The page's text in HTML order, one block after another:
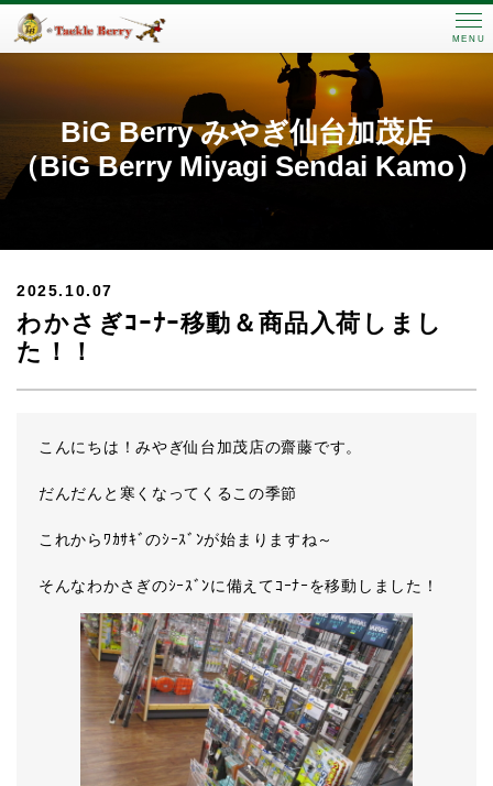
MENU
BiG Berry みやぎ仙台加茂店
（BiG Berry Miyagi Sendai Kamo）
2025.10.07
わかさぎｺｰﾅｰ移動＆商品入荷しまし
た！！
こんにちは！みやぎ仙台加茂店の齋藤です。
だんだんと寒くなってくるこの季節
これからﾜｶｻｷﾞのｼｰｽﾞﾝが始まりますね～
そんなわかさぎのｼｰｽﾞﾝに備えてｺｰﾅｰを移動しました！